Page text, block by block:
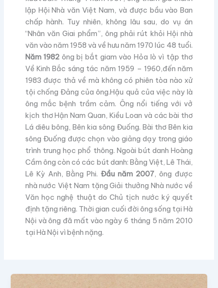
lập Hội Nhà văn Việt Nam, và được bầu vào Ban
chấp hành. Tuy nhiên, không lâu sau, do vụ án
“Nhân văn Giai phẩm”, ông phải rút khỏi Hội nhà
văn vào năm 1958 và về hưu năm 1970 lúc 48 tuổi.
Năm 1982 ông bị bắt giam vào Hỏa lò vì tập thơ
Về Kinh Bắc sáng tác năm 1959 – 1960,đến năm
1983 được thả về mà không có phiên tòa nào xử
tội chống Đảng của ông.Hậu quả của việc này là
ông mắc bệnh trầm cảm. Ông nổi tiếng với vở
kịch thơ Hận Nam Quan, Kiều Loan và các bài thơ
Lá diêu bông, Bên kia sông Đuống. Bài thơ Bên kia
sông Đuống được chọn vào giảng dạy trong giáo
trình trung học phổ thông. Ngoài bút danh Hoàng
Cầm ông còn có các bút danh: Bằng Việt, Lê Thái,
Lê Kỳ Anh, Bằng Phi.Đầu năm 2007, ông được
nhà nước Việt Nam tặng Giải thưởng Nhà nước về
Văn học nghệ thuật do Chủ tịch nước ký quyết
định tặng riêng. Thời gian cuối đời ông sống tại Hà
Nội và ông đã mất vào ngày 6 tháng 5 năm 2010
tại Hà Nội vì bệnh nặng.